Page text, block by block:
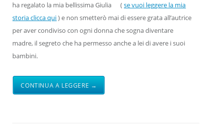
ha regalato la mia bellissima Giulia (se vuoi leggere la mia
storia clicca qui) e non smetterò mai di essere grata all’autrice
per aver condiviso con ogni donna che sogna diventare
madre, il segreto che ha permesso anche a lei di avere i suoi
bambini.
CONTINUA A LEGGERE →